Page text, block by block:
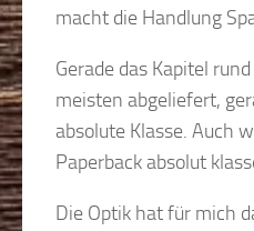
macht die Handlung
Gerade das Kapitel
meisten abgeliefert,
absolute Klasse. Auch
Paperback absolut
Die Optik hat für mich